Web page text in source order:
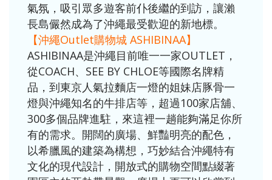
氣氛，吸引眾多遊客前仆後繼的到訪，讓瀨
長島儼然成為了沖繩最受歡迎的新地標。
【沖繩Outlet購物城 ASHIBINAA】
ASHIBINAA是沖繩目前唯一一家OUTLET，
從COACH、SEE BY CHLOE等國際名牌精
品，到東京人氣拉麵店一燈的姐妹店豚骨一
燈與沖繩知名的牛排店等，超過100家店舖、
300多個品牌進駐，來這裡一趟能夠滿足你所
有的需求。開闊的廣場、鮮豔明亮的配色，
以希臘風的建築為構想，巧妙結合沖繩特有
文化的現代設計，開放式的購物空間點綴著